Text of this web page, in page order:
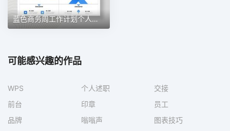
蓝色商务周工作计划个人述职报告演讲PPT模板
可能感兴趣的作品
WPS 个人述职
交接
前台
印章
员工
品牌
嗡嗡声
图表技巧